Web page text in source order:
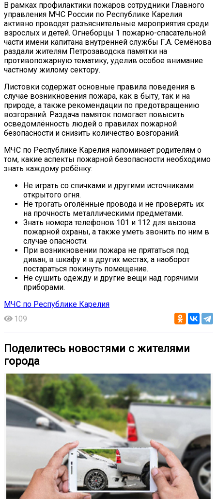
В рамках профилактики пожаров сотрудники Главного
управления МЧС России по Республике Карелия
активно проводят разъяснительные мероприятия среди
взрослых и детей. Огнеборцы 1 пожарно-спасательной
части имени капитана внутренней службы Г.А. Семёнова
раздали жителям Петрозаводска памятки на
противопожарную тематику, уделив особое внимание
частному жилому сектору.
Листовки содержат основные правила поведения в
случае возникновения пожара, как в быту, так и на
природе, а также рекомендации по предотвращению
возгораний. Раздача памяток помогает повысить
осведомлённость людей о правилах пожарной
безопасности и снизить количество возгораний.
МЧС по Республике Карелия напоминает родителям о
том, какие аспекты пожарной безопасности необходимо
знать каждому ребёнку:
Не играть со спичками и другими источниками
открытого огня.
Не трогать оголённые провода и не проверять их
на прочность металлическими предметами.
Знать номера телефонов 101 и 112 для вызова
пожарной охраны, а также уметь звонить по ним в
случае опасности.
При возникновении пожара не прятаться под
диван, в шкафу и в других местах, а наоборот
постараться покинуть помещение.
Не сушить одежду и другие вещи над горячими
приборами.
МЧС по Республике Карелия
109
Поделитесь новостями с жителями
города